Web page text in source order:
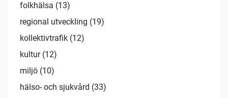
folkhälsa (13)
regional utveckling (19)
kollektivtrafik (12)
kultur (12)
miljö (10)
hälso- och sjukvård (33)